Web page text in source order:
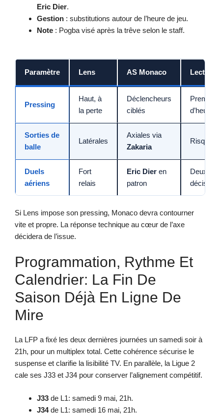
Eric Dier.
Gestion : substitutions autour de l’heure de jeu.
Note : Pogba visé après la trêve selon le staff.
Paramètre Lens AS Monaco Lecture
Pressing
Haut, à
la perte
Déclencheurs
ciblés
Premier
d’heure
Sorties de
balle
Latérales
Axiales via
Zakaria
Risque/
Duels
aériens
Fort
relais
Eric Dier en
patron
décisif
Si Lens impose son pressing, Monaco devra contourner
vite et propre. La réponse technique au cœur de l’axe
décidera de l’issue.
Programmation, Rythme Et
Calendrier: La Fin De
Saison Déjà En Ligne De
Mire
La LFP a fixé les deux dernières journées un samedi soir à
21h, pour un multiplex total. Cette cohérence sécurise le
suspense et clarifie la lisibilité TV. En parallèle, la Ligue 2
cale ses J33 et J34 pour conserver l’alignement compétitif.
J33 de L1: samedi 9 mai, 21h.
J34de L1: samedi 16 mai, 21h.